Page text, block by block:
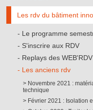
Les rdv du bâtiment
Le programme
S'inscrire aux RDV
Replays des WEB'RDV
Les anciens rdv
Novembre 2021 :
technique
Février 2021 : Isolation